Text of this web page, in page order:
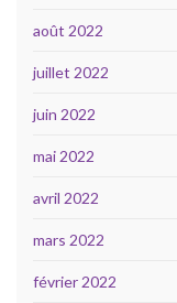
août 2022
juillet 2022
juin 2022
mai 2022
avril 2022
mars 2022
février 2022